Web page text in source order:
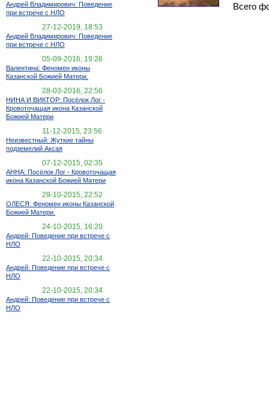
Андрей Владимирович: Поведение
при встрече с НЛО
27-12-2019, 18:53
Андрей Владимирович: Поведение
при встрече с НЛО
05-09-2016, 19:26
Валентина: Феномен иконы
Казанской Божией Матери.
28-03-2016, 22:56
НИНА И ВИКТОР: Посёлок Лог -
Кровоточащая икона Казанской
Божией Матери
11-12-2015, 23:56
Неизвестный: Жуткие тайны
подземелий Аксая
07-12-2015, 02:35
АННА: Посёлок Лог - Кровоточащая
икона Казанской Божией Матери
29-10-2015, 22:52
ОЛЕСЯ: Феномен иконы Казанской
Божией Матери.
24-10-2015, 16:20
Андрей: Поведение при встрече с
НЛО
22-10-2015, 20:34
Андрей: Поведение при встрече с
НЛО
22-10-2015, 20:34
Андрей: Поведение при встрече с
НЛО
Всего